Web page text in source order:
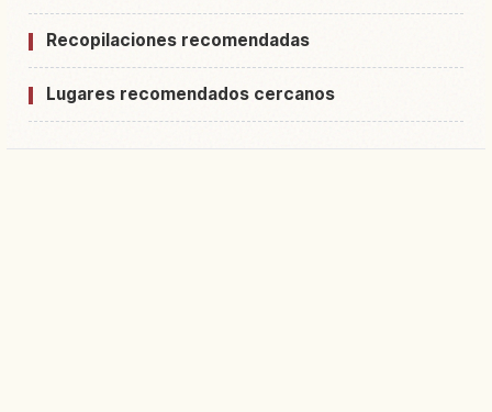
Recopilaciones recomendadas
Lugares recomendados cercanos